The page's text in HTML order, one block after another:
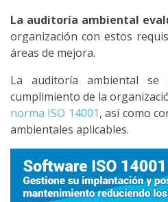
La auditoría ambiental
organización con estos
áreas de mejora.
La auditoría ambiental
cumplimiento de la
norma ISO 14001, así como
ambientales aplicables.